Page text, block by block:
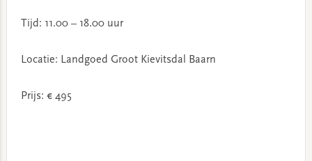
Tijd: 11.00 – 18.00 uur
Locatie: Landgoed Groot Kievitsdal Baarn
Prijs: € 495